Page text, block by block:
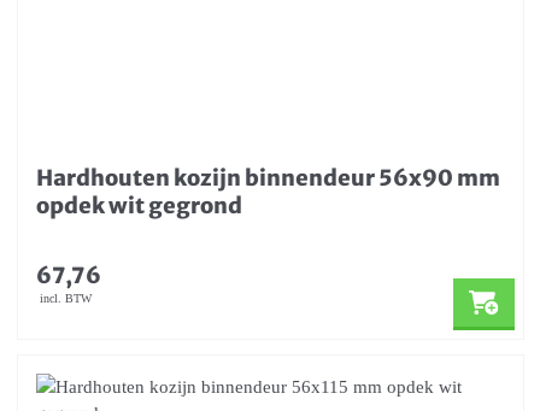
Hardhouten kozijn binnendeur 56x90 mm
opdek wit gegrond
67,76
incl. BTW